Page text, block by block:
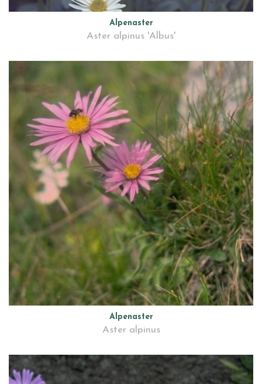
Alpenaster
Aster alpinus 'Albus'
Alpenaster
Aster alpinus